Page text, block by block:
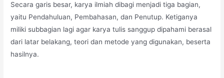
Secara garis besar, karya ilmiah dibagi menjadi tiga bagian,
yaitu Pendahuluan, Pembahasan, dan Penutup. Ketiganya
miliki subbagian lagi agar karya tulis sanggup dipahami berasal
dari latar belakang, teori dan metode yang digunakan, beserta
hasilnya.